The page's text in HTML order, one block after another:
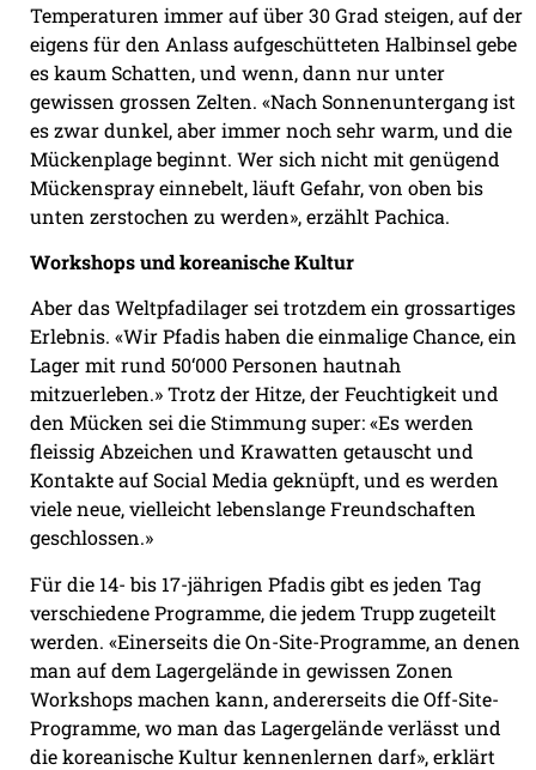
Temperaturen immer auf über 30 Grad steigen, auf der
eigens für den Anlass aufgeschütteten Halbinsel gebe
es kaum Schatten, und wenn, dann nur unter
gewissen grossen Zelten. «Nach Sonnenuntergang ist
es zwar dunkel, aber immer noch sehr warm, und die
Mückenplage beginnt. Wer sich nicht mit genügend
Mückenspray einnebelt, läuft Gefahr, von oben bis
unten zerstochen zu werden», erzählt Pachica.
Workshops und koreanische Kultur
Aber das Weltpfadilager sei trotzdem ein grossartiges
Erlebnis. «Wir Pfadis haben die einmalige Chance, ein
Lager mit rund 50‘000 Personen hautnah
mitzuerleben.» Trotz der Hitze, der Feuchtigkeit und
den Mücken sei die Stimmung super: «Es werden
fleissig Abzeichen und Krawatten getauscht und
Kontakte auf Social Media geknüpft, und es werden
viele neue, vielleicht lebenslange Freundschaften
geschlossen.»
Für die 14- bis 17-jährigen Pfadis gibt es jeden Tag
verschiedene Programme, die jedem Trupp zugeteilt
werden. «Einerseits die On-Site-Programme, an denen
man auf dem Lagergelände in gewissen Zonen
Workshops machen kann, andererseits die Off-Site-
Programme, wo man das Lagergelände verlässt und
die koreanische Kultur kennenlernen darf», erklärt